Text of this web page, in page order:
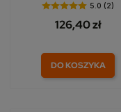
5.0 (2)
126,40 zł
DO KOSZYKA